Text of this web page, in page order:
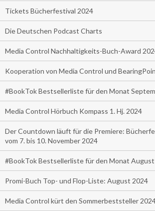
Tickets Bücherfestival 2024
Die Deutschen Podcast Charts
Media Control Nachhaltigkeits-Buch-Award
Kooperation von Media Control und
#BookTok Bestsellerliste für den Monat
Media Control Hörbuch Kompass 1. Hj. 2024
Der Countdown läuft für die Premiere:
vom 7. bis 10. November 2024
#BookTok Bestsellerliste für den Monat
Promi-Buch Top- und Flop-Liste: August 2024
Media Control kürt den Sommerbeststeller